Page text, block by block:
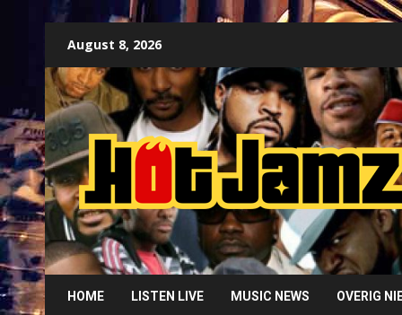
content
August 8, 2026
HOME LISTEN LIVE MUSIC NEWS OVERIG